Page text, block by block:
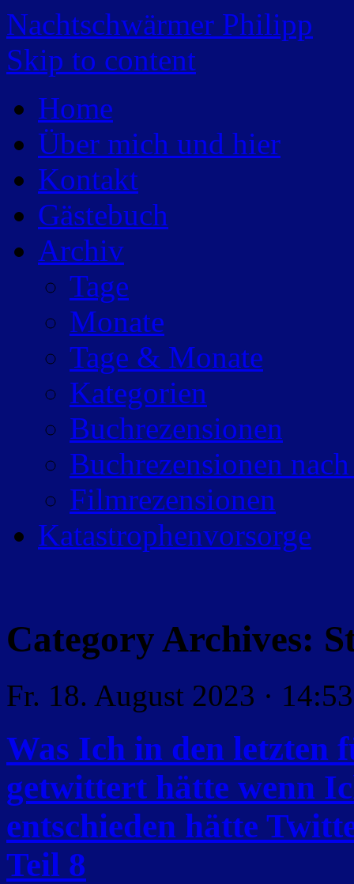
Nachtschwärmer Philipp
Skip to content
Home
Über mich und hier
Kontakt
Gästebuch
Archiv
Tage
Monate
Tage & Monate
Kategorien
Buchrezensionen
Buchrezensionen
Filmrezensionen
Katastrophenvorsorge
Category Archives:
Fr. 18. August 2023 · 14:53
Was Ich in den letzten
getwittert hätte wenn
entschieden hätte
Teil 8